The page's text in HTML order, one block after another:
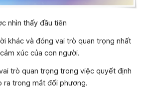
nhìn thấy đầu tiên
khác và đóng vai trò quan trọng nhất
xúc của con người.
trò quan trọng trong việc quyết định
ra trong mắt đối phương.